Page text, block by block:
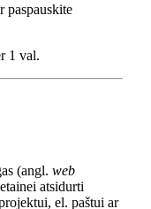
paspauskite
1 val.
(angl. web
atsidurti
el. paštui ar